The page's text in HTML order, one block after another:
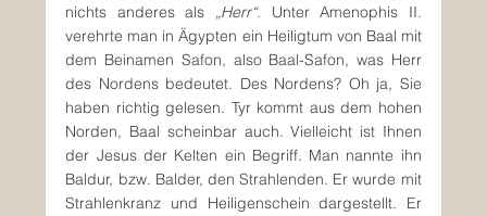
nichts anderes als „Herr“. Unter Amenophis II.
verehrte man in Ägypten ein Heiligtum von Baal mit
dem Beinamen Safon, also Baal-Safon, was Herr
des Nordens bedeutet. Des Nordens? Oh ja, Sie
haben richtig gelesen. Tyr kommt aus dem hohen
Norden, Baal scheinbar auch. Vielleicht ist Ihnen
der Jesus der Kelten ein Begriff. Man nannte ihn
Baldur, bzw. Balder, den Strahlenden. Er wurde mit
Strahlenkranz und Heiligenschein dargestellt. Er